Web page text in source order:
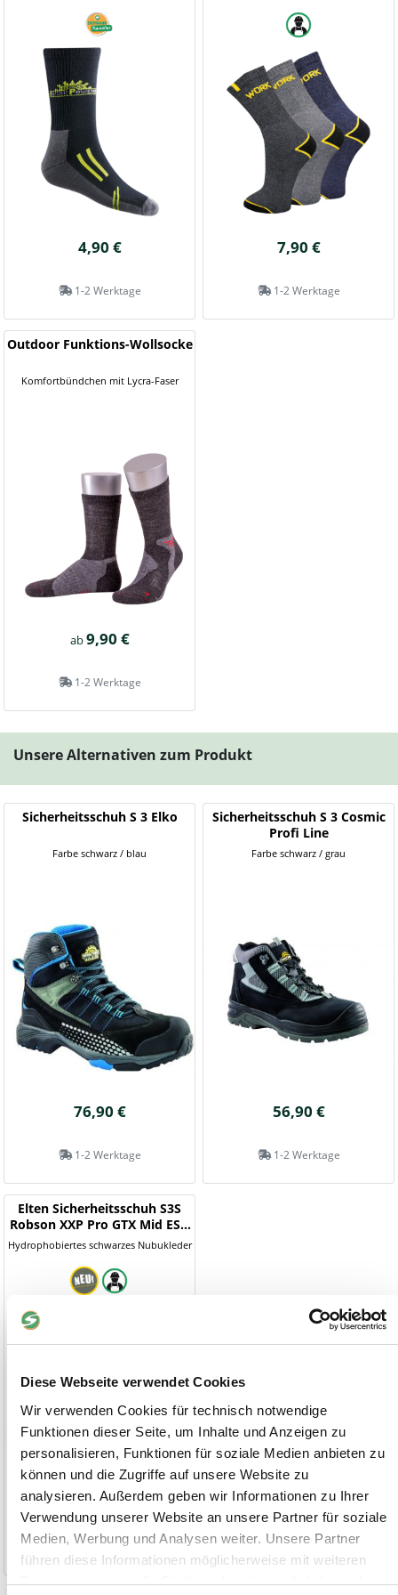
Diese Webseite verwendet Cookies
Wir verwenden Cookies für technisch notwendige
Funktionen dieser Seite, um Inhalte und Anzeigen zu
personalisieren, Funktionen für soziale Medien anbieten zu
können und die Zugriffe auf unsere Website zu
analysieren. Außerdem geben wir Informationen zu Ihrer
Verwendung unserer Website an unsere Partner für soziale
Medien, Werbung und Analysen weiter. Unsere Partner
führen diese Informationen möglicherweise mit weiteren
Daten zusammen, die Sie ihnen bereitgestellt haben oder
4,90 €
1-2 Werktage
7,90 €
1-2 Werktage
Outdoor Funktions-Wollsocke
Komfortbündchen mit Lycra-Faser
ab9,90 €
1-2 Werktage
Unsere Alternativen zum Produkt
Sicherheitsschuh S 3 Elko
Farbe schwarz / blau
76,90 €
1-2 Werktage
Sicherheitsschuh S 3 Cosmic
Profi Line
Farbe schwarz / grau
56,90 €
1-2 Werktage
Elten Sicherheitsschuh S3S
Robson XXP Pro GTX Mid ESD
HI CI
Hydrophobiertes schwarzes Nubukleder
153,00 €
1-2 Werktage